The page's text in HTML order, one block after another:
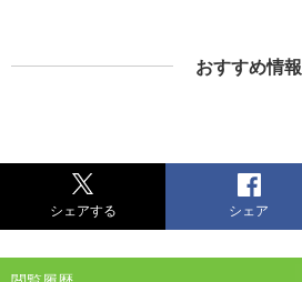
おすすめ情報
シェアする シェア